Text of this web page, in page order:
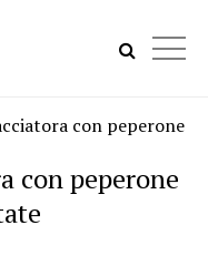
con peperone
con peperone